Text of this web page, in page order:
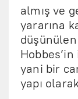
almış ve
yararına
yani bir
yapı